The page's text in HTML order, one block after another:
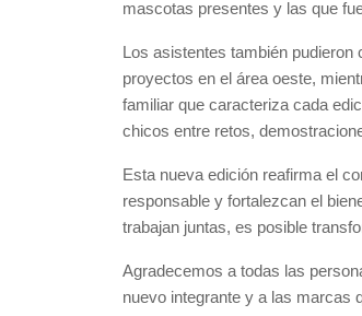
mascotas presentes y las que
Los asistentes también pudieron
proyectos en el área oeste,
familiar que caracteriza cada
chicos entre retos,
Esta nueva edición reafirma el
responsable y fortalezcan el
trabajan juntas, es posible
Agradecemos a todas las
nuevo integrante y a las marcas